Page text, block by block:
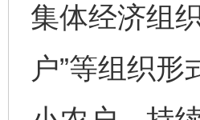
集体经济组
户”等组织